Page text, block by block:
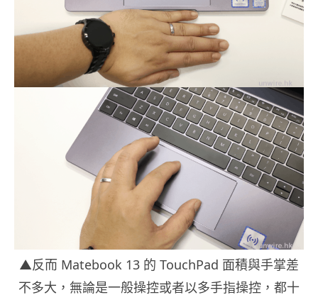
▲反而 Matebook 13 的 TouchPad 面積與手掌差
不多大，無論是一般操控或者以多手指操控，都十